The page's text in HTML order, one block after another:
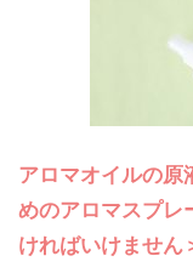
アロマオイルの原
めのアロマスプレ
ければいけません